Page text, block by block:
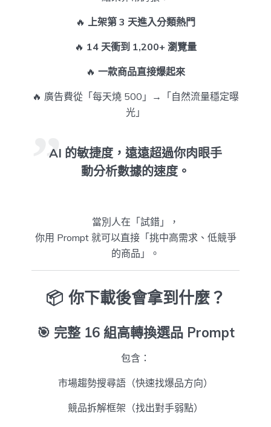
🔥 上架第 3 天進入分類熱門
🔥 14 天衝到 1,200+ 瀏覽量
🔥 一款商品直接爆起來
🔥 廣告費從「每天燒 500」→「自然流量穩定曝
光」
AI 的敏捷度，遠遠超過你肉眼手
動分析數據的速度。
當別人在「試錯」，
你用 Prompt 就可以直接「挑中高需求、低競爭
的商品」。
📦 你下載後會拿到什麼？
🎯 完整 16 組高轉換選品 Prompt
包含：
市場趨勢搜尋語（快速找爆品方向）
競品拆解框架（找出對手弱點）